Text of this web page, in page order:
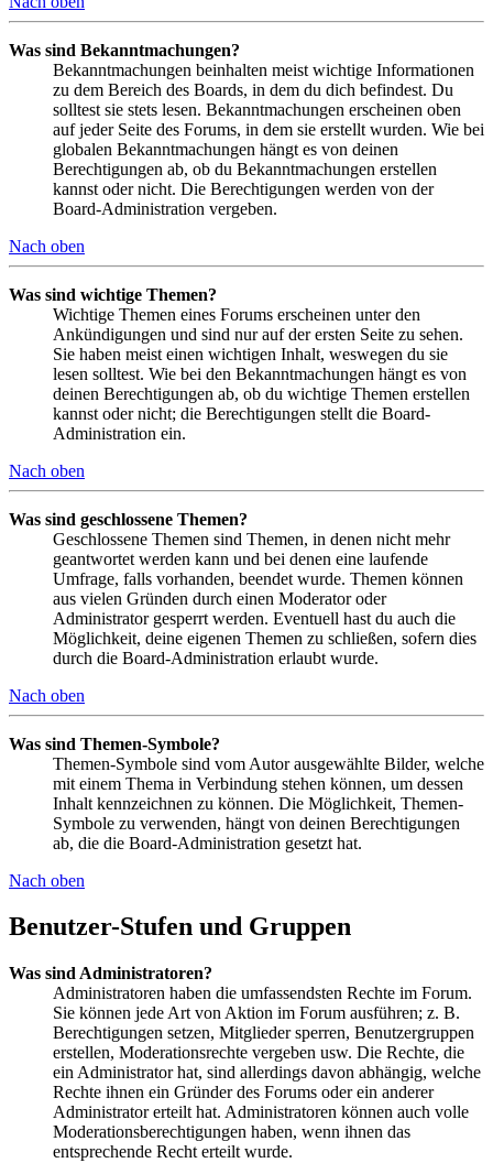
Was sind Bekanntmachungen?
Bekanntmachungen beinhalten meist wichtige Informationen
zu dem Bereich des Boards, in dem du dich befindest. Du
solltest sie stets lesen. Bekanntmachungen erscheinen oben
auf jeder Seite des Forums, in dem sie erstellt wurden. Wie bei
globalen Bekanntmachungen hängt es von deinen
Berechtigungen ab, ob du Bekanntmachungen erstellen
kannst oder nicht. Die Berechtigungen werden von der
Board-Administration vergeben.
Nach oben
Was sind wichtige Themen?
Wichtige Themen eines Forums erscheinen unter den
Ankündigungen und sind nur auf der ersten Seite zu sehen.
Sie haben meist einen wichtigen Inhalt, weswegen du sie
lesen solltest. Wie bei den Bekanntmachungen hängt es von
deinen Berechtigungen ab, ob du wichtige Themen erstellen
kannst oder nicht; die Berechtigungen stellt die Board-
Administration ein.
Nach oben
Was sind geschlossene Themen?
Geschlossene Themen sind Themen, in denen nicht mehr
geantwortet werden kann und bei denen eine laufende
Umfrage, falls vorhanden, beendet wurde. Themen können
aus vielen Gründen durch einen Moderator oder
Administrator gesperrt werden. Eventuell hast du auch die
Möglichkeit, deine eigenen Themen zu schließen, sofern dies
durch die Board-Administration erlaubt wurde.
Nach oben
Was sind Themen-Symbole?
Themen-Symbole sind vom Autor ausgewählte Bilder, welche
mit einem Thema in Verbindung stehen können, um dessen
Inhalt kennzeichnen zu können. Die Möglichkeit, Themen-
Symbole zu verwenden, hängt von deinen Berechtigungen
ab, die die Board-Administration gesetzt hat.
Nach oben
Benutzer-Stufen und Gruppen
Was sind Administratoren?
Administratoren haben die umfassendsten Rechte im Forum.
Sie können jede Art von Aktion im Forum ausführen; z. B.
Berechtigungen setzen, Mitglieder sperren, Benutzergruppen
erstellen, Moderationsrechte vergeben usw. Die Rechte, die
ein Administrator hat, sind allerdings davon abhängig, welche
Rechte ihnen ein Gründer des Forums oder ein anderer
Administrator erteilt hat. Administratoren können auch volle
Moderationsberechtigungen haben, wenn ihnen das
entsprechende Recht erteilt wurde.